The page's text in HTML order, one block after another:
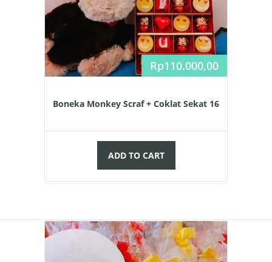
Rp110.000,00
Boneka Monkey Scraf + Coklat Sekat 16
ADD TO CART